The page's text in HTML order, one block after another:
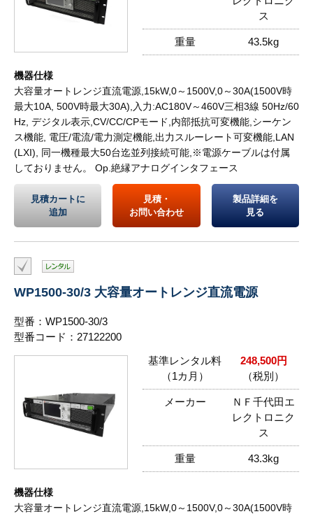
ス
重量 43.5kg
機器仕様
大容量オートレンジ直流電源,15kW,0～1500V,0～30A(1500V時
最大10A, 500V時最大30A),入力:AC180V～460V三相3線 50Hz/60
Hz, デジタル表示,CV/CC/CPモード,内部抵抗可変機能,シーケン
ス機能, 電圧/電流/電力測定機能,出力スルーレート可変機能,LAN
(LXI), 同一機種最大50台迄並列接続可能,※電源ケーブルは付属
しておりません。 Op.絶縁アナログインタフェース
見積カートに
追加
見積・
お問い合わせ
製品詳細を
見る
WP1500-30/3 大容量オートレンジ直流電源
型番：WP1500-30/3
型番コード：27122200
基準レンタル料
（1カ月）
248,500円
（税別）
メーカー
ＮＦ千代田エ
レクトロニク
ス
重量 43.3kg
機器仕様
大容量オートレンジ直流電源,15kW,0～1500V,0～30A(1500V時